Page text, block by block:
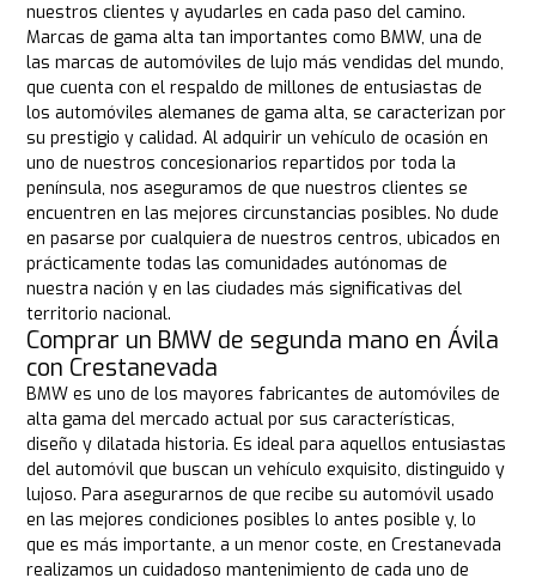
nuestros clientes y ayudarles en cada paso del camino.
Marcas de gama alta tan importantes como BMW, una de
las marcas de automóviles de lujo más vendidas del mundo,
que cuenta con el respaldo de millones de entusiastas de
los automóviles alemanes de gama alta, se caracterizan por
su prestigio y calidad. Al adquirir un vehículo de ocasión en
uno de nuestros concesionarios repartidos por toda la
península, nos aseguramos de que nuestros clientes se
encuentren en las mejores circunstancias posibles. No dude
en pasarse por cualquiera de nuestros centros, ubicados en
prácticamente todas las comunidades autónomas de
nuestra nación y en las ciudades más significativas del
territorio nacional.
Comprar un BMW de segunda mano en Ávila
con Crestanevada
BMW es uno de los mayores fabricantes de automóviles de
alta gama del mercado actual por sus características,
diseño y dilatada historia. Es ideal para aquellos entusiastas
del automóvil que buscan un vehículo exquisito, distinguido y
lujoso. Para asegurarnos de que recibe su automóvil usado
en las mejores condiciones posibles lo antes posible y, lo
que es más importante, a un menor coste, en Crestanevada
realizamos un cuidadoso mantenimiento de cada uno de